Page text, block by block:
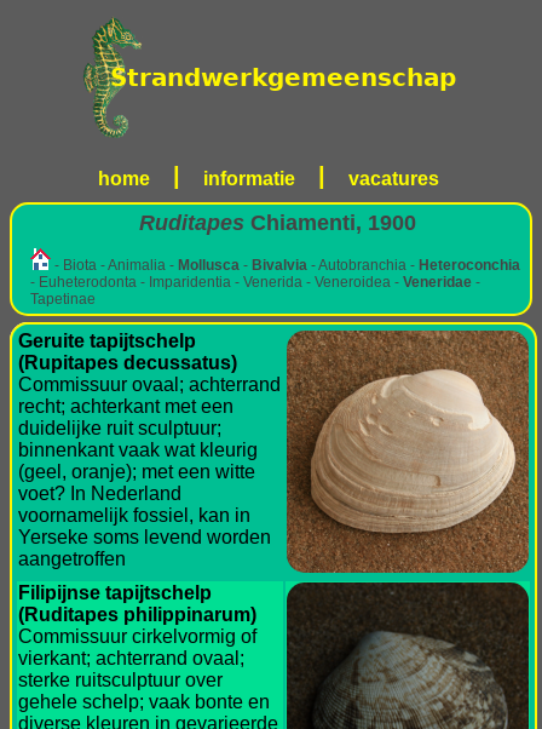
home informatie vacatures
Ruditapes Chiamenti, 1900
- Biota - Animalia - Mollusca - Bivalvia - Autobranchia - Heteroconchia
- Euheterodonta - Imparidentia - Venerida - Veneroidea - Veneridae -
Tapetinae
Geruite tapijtschelp
(Rupitapes decussatus)
Commissuur ovaal; achterrand
recht; achterkant met een
duidelijke ruit sculptuur;
binnenkant vaak wat kleurig
(geel, oranje); met een witte
voet? In Nederland
voornamelijk fossiel, kan in
Yerseke soms levend worden
aangetroffen
Filipijnse tapijtschelp
(Ruditapes philippinarum)
Commissuur cirkelvormig of
vierkant; achterrand ovaal;
sterke ruitsculptuur over
gehele schelp; vaak bonte en
diverse kleuren in gevarieerde